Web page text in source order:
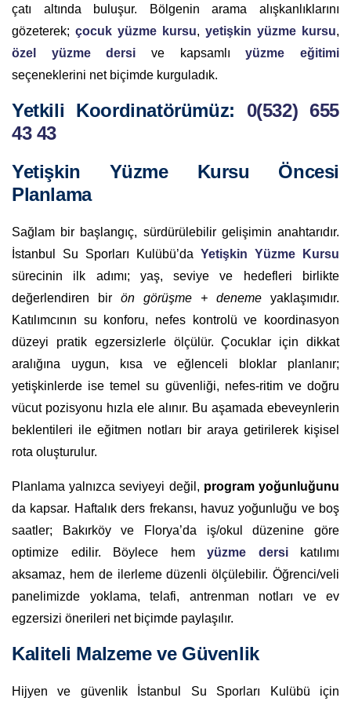
çatı altında buluşur. Bölgenin arama alışkanlıklarını
gözeterek; çocuk yüzme kursu, yetişkin yüzme kursu,
özel yüzme dersi ve kapsamlıyüzme eğitimi
seçeneklerini net biçimde kurguladık.
Yetkili Koordinatörümüz: 0(532) 655
43 43
Yetişkin Yüzme Kursu Öncesi
Planlama
Sağlam bir başlangıç, sürdürülebilir gelişimin anahtarıdır.
İstanbul Su Sporları Kulübü’da Yetişkin Yüzme Kursu
sürecinin ilk adımı; yaş, seviye ve hedefleri birlikte
değerlendiren bir ön görüşme + deneme yaklaşımıdır.
Katılımcının su konforu, nefes kontrolü ve koordinasyon
düzeyi pratik egzersizlerle ölçülür. Çocuklar için dikkat
aralığına uygun, kısa ve eğlenceli bloklar planlanır;
yetişkinlerde ise temel su güvenliği, nefes-ritim ve doğru
vücut pozisyonu hızla ele alınır. Bu aşamada ebeveynlerin
beklentileri ile eğitmen notları bir araya getirilerek kişisel
rota oluşturulur.
Planlama yalnızca seviyeyi değil, program yoğunluğunu
da kapsar. Haftalık ders frekansı, havuz yoğunluğu ve boş
saatler; Bakırköy ve Florya’da iş/okul düzenine göre
optimize edilir. Böylece hem yüzme dersikatılımı
aksamaz, hem de ilerleme düzenli ölçülebilir. Öğrenci/veli
panelimizde yoklama, telafi, antrenman notları ve ev
egzersizi önerileri net biçimde paylaşılır.
Kaliteli Malzeme ve Güvenlik
Hijyen ve güvenlik İstanbul Su Sporları Kulübü için